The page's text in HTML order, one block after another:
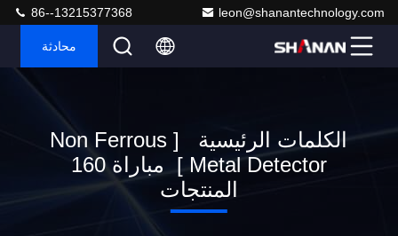
leon@shanantechnology.com
86--13215377368
محادثة
الكلمات الرئيسية [ Non Ferrous
Metal Detector ] مباراة 160
المنتجات